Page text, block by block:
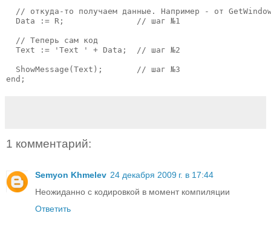
// откуда-то получаем данные. Например - от
  Data := R;               // шаг №1
  // Теперь сам код
  Text := 'Text ' + Data;  // шаг №2
  ShowMessage(Text);       // шаг №3
end;
1 комментарий:
Semyon Khmelev 24 декабря 2009 г. в 17:44
Неожиданно с кодировкой в момент компиляции
Ответить